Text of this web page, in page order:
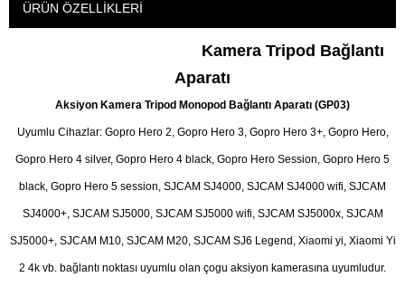
ÜRÜN ÖZELLIKLERI
Kamera Tripod Bağlantı
Aparatı
Aksiyon Kamera Tripod Monopod Bağlantı Aparatı (GP03)
Uyumlu Cihazlar: Gopro Hero 2, Gopro Hero 3, Gopro Hero 3+, Gopro Hero,
Gopro Hero 4 silver, Gopro Hero 4 black, Gopro Hero Session, Gopro Hero 5
black, Gopro Hero 5 session, SJCAM SJ4000, SJCAM SJ4000 wifi, SJCAM
SJ4000+, SJCAM SJ5000, SJCAM SJ5000 wifi, SJCAM SJ5000x, SJCAM
SJ5000+, SJCAM M10, SJCAM M20, SJCAM SJ6 Legend, Xiaomi yi, Xiaomi Yi
2 4k vb. bağlantı noktası uyumlu olan çogu aksiyon kamerasına uyumludur.